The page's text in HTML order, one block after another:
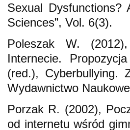
Sexual Dysfunctions?
Sciences”, Vol. 6(3).
Poleszak W.
Internecie.
(red.), Cyberbullying.
Wydawnictwo
Porzak R. (2002),
od internetu wśród